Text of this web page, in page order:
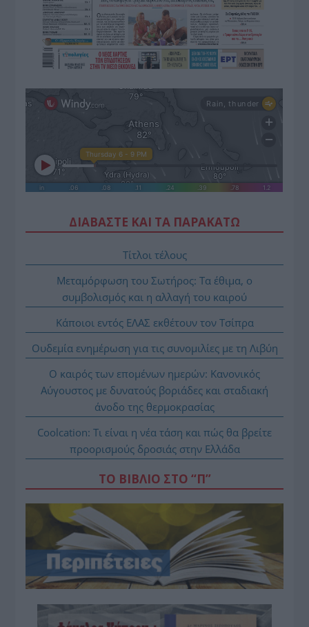
ΔΙΑΒΑΣΤΕ ΚΑΙ ΤΑ ΠΑΡΑΚΑΤΩ
Τίτλοι τέλους
Μεταμόρφωση του Σωτήρος: Τα έθιμα, ο
συμβολισμός και η αλλαγή του καιρού
Κάποιοι εντός ΕΛΑΣ εκθέτουν τον Τσίπρα
Ουδεμία ενημέρωση για τις συνομιλίες με τη Λιβύη
Ο καιρός των επομένων ημερών: Κανονικός
Αύγουστος με δυνατούς βοριάδες και σταδιακή
άνοδο της θερμοκρασίας
Coolcation: Τι είναι η νέα τάση και πώς θα βρείτε
προορισμούς δροσιάς στην Ελλάδα
ΤΟ ΒΙΒΛΙΟ ΣΤΟ “Π”